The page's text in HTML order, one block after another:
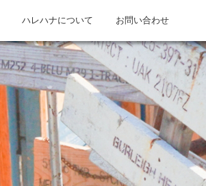
ハレハナについて お問い合わせ